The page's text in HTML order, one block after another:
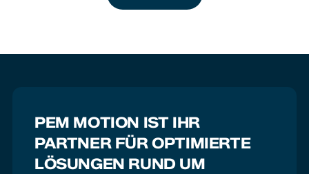
PEM MOTION IST IHR
PARTNER FÜR OPTIMIERTE
LÖSUNGEN RUND UM